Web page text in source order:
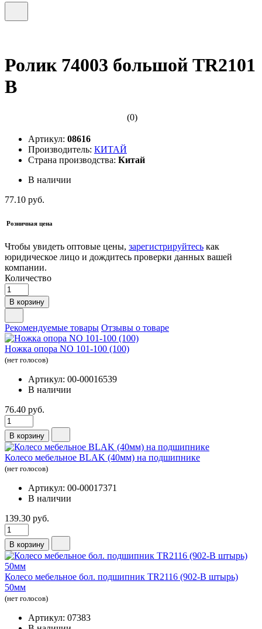
Ролик 74003 большой TR2101
В
(0)
Артикул: 08616
Производитель: КИТАЙ
Страна производства: Китай
В наличии
77.10 руб.
Розничная цена
Чтобы увидеть оптовые цены, зарегистрируйтесь как
юридическое лицо и дождитесь проверки данных вашей
компании.
Количество
В корзину
Рекомендуемые товары Отзывы о товаре
Ножка опора NО 101-100 (100)
(нет голосов)
Артикул: 00-00016539
В наличии
76.40 руб.
В корзину
Колесо мебельное BLAK (40мм) на подшипнике
(нет голосов)
Артикул: 00-00017371
В наличии
139.30 руб.
В корзину
Колесо мебельное бол. подшипник TR2116 (902-В штырь)
50мм
(нет голосов)
Артикул: 07383